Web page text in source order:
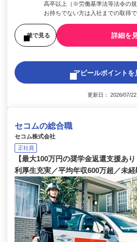
高卒以上（※労働基準法等法令の
お持ちでない方は入社までの取得で
後で見る 詳細を
アピールポイントを
更新日： 2026/07/
セコムの総合職
セコム株式会社
正社員
【最大100万円の奨学金返還支援あ
利厚生充実／平均年収600万超／未経